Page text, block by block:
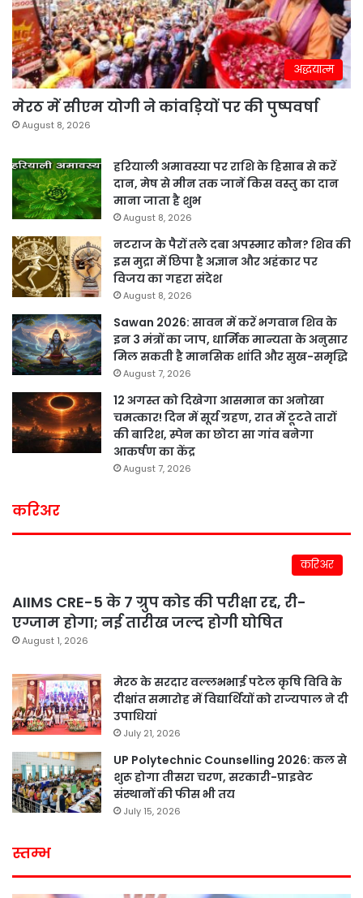
अद्धयात्म
मेरठ में सीएम योगी ने कांवड़ियों पर की पुष्पवर्षा
August 8, 2026
हरियाली अमावस्या पर राशि के हिसाब से करें
दान, मेष से मीन तक जानें किस वस्तु का दान
माना जाता है शुभ
August 8, 2026
नटराज के पैरों तले दबा अपस्मार कौन? शिव की
इस मुद्रा में छिपा है अज्ञान और अहंकार पर
विजय का गहरा संदेश
August 8, 2026
Sawan 2026: सावन में करें भगवान शिव के
इन 3 मंत्रों का जाप, धार्मिक मान्यता के अनुसार
मिल सकती है मानसिक शांति और सुख-समृद्धि
August 7, 2026
12 अगस्त को दिखेगा आसमान का अनोखा
चमत्कार! दिन में सूर्य ग्रहण, रात में टूटते तारों
की बारिश, स्पेन का छोटा सा गांव बनेगा
आकर्षण का केंद्र
August 7, 2026
करिअर
करिअर
AIIMS CRE-5 के 7 ग्रुप कोड की परीक्षा रद्द, री-
एग्जाम होगा; नई तारीख जल्द होगी घोषित
August 1, 2026
मेरठ के सरदार वल्लभभाई पटेल कृषि विवि के
दीक्षांत समारोह में विद्यार्थियों को राज्यपाल ने दी
उपाधियां
July 21, 2026
UP Polytechnic Counselling 2026: कल से
शुरू होगा तीसरा चरण, सरकारी-प्राइवेट
संस्थानों की फीस भी तय
July 15, 2026
स्तम्भ